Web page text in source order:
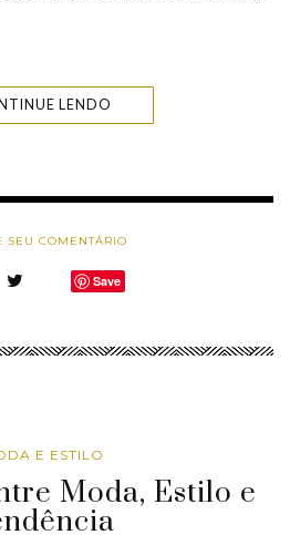
LENDO
SEU COMENTÁRIO
Save
E ESTILO
Moda, Estilo e